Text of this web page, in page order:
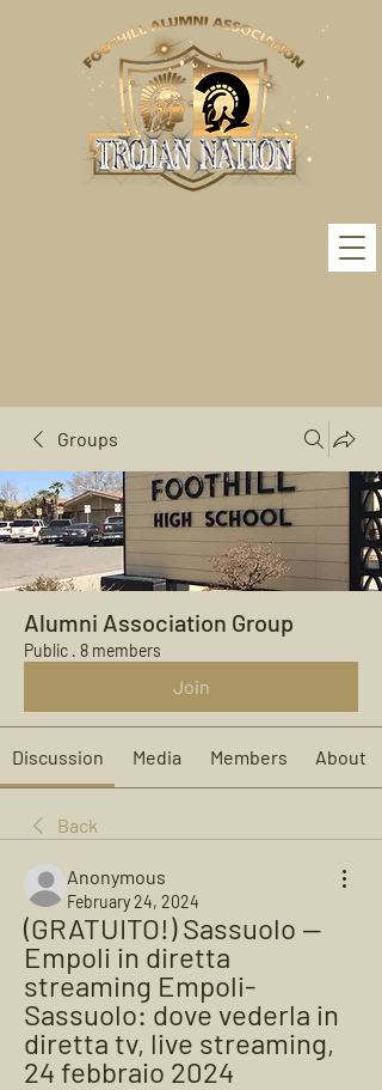
Groups
Alumni Association Group
Public · 8 members
Join
Discussion Media Members About
Back
Anonymous
February 24, 2024
(GRATUITO!) Sassuolo —
Empoli in diretta
streaming Empoli-
Sassuolo: dove vederla in
diretta tv, live streaming,
24 febbraio 2024